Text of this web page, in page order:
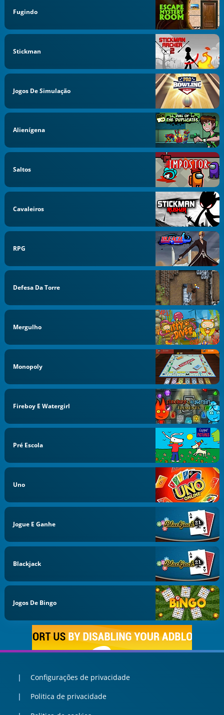
Fugindo
Stickman
Jogos De Simulação
Alienígena
Saltos
Cavaleiros
RPG
Defesa Da Torre
Mergulho
Monopoly
Fireboy E Watergirl
Pré Escola
Uno
Jogue E Ganhe
Blackjack
Jogos De Bingo
Configurações de privacidade
Politica de privacidade